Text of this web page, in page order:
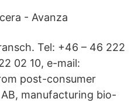
- Avanza
Tel: +46 – 46 222
02 10, e-mail:
post-consumer
manufacturing bio-